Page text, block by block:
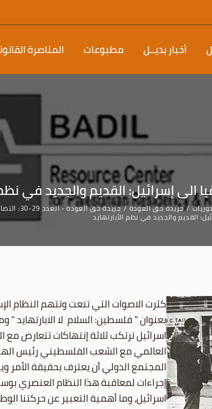
أخبار بديــل مطبوعات المناصرة
الى إسرائيل: القديم والجديد في نظم
جريدة حق العودة جريدة حق العودة - العدد 29-30: التضامن العالمي مع فلسطين: الأولويات، المسؤوليات والمهام
القديم والجديد في نظم الأبارتهايد
كثرت الاصوات التي تنعت وتتهم النظام
بعنوان " فلسطين: السلام لا الابارتهايد
اسرائيل ترتكب ثلاثة إنتهاكات تتعارض مع
العالمي مع الشعب الفلسطيني رئيس
المجتمع الدولي أن يعترف بحقيقة الأمر
إجراءات لمعاقبة هذا النظام العنصري
اسرائيل، وما أهمية التعبير عن حركتنا